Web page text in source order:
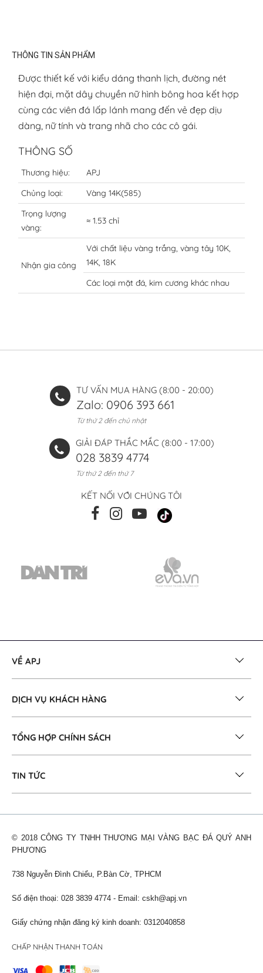
THÔNG TIN SẢN PHẨM
Được thiết kế với kiểu dáng thanh lịch, đường nét
hiện đại, mặt dây chuyền nữ hình bông hoa kết hợp
cùng các viên đá lấp lánh mang đến vẻ đẹp dịu
dàng, nữ tính và trang nhã cho các cô gái.
THÔNG SỐ
Thương hiệu:
APJ
Chủng loại:
Vàng 14K(585)
Trọng lượng
vàng:
≈ 1.53 chỉ
Nhận gia công
Với chất liệu vàng trắng, vàng tây 10K,
14K, 18K
Các loại mặt đá, kim cương khác nhau
TƯ VẤN MUA HÀNG (8:00 - 20:00)
Zalo: 0906 393 661
Từ thứ 2 đến chủ nhật
GIẢI ĐÁP THẮC MẮC (8:00 - 17:00)
028 3839 4774
Từ thứ 2 đến thứ 7
KẾT NỐI VỚI CHÚNG TÔI
VỀ APJ
DỊCH VỤ KHÁCH HÀNG
TỔNG HỢP CHÍNH SÁCH
TIN TỨC
© 2018 CÔNG TY TNHH THƯƠNG MẠI VÀNG BẠC ĐÁ QUÝ ANH
PHƯƠNG
738 Nguyễn Đình Chiểu, P.Bàn Cờ, TPHCM
Số điện thoại: 028 3839 4774 - Email: cskh@apj.vn
Giấy chứng nhận đăng ký kinh doanh: 0312040858
CHẤP NHẬN THANH TOÁN